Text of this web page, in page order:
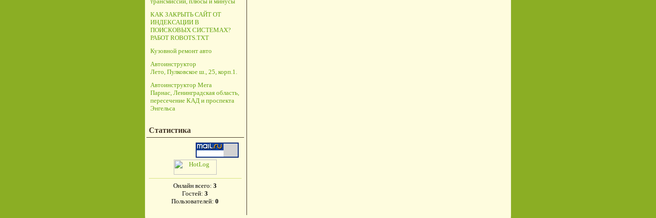
КАК ЗАКРЫТЬ САЙТ ОТ
ИНДЕКСАЦИИ В
ПОИСКОВЫХ СИСТЕМАХ?
РАБОТ ROBOTS.TXT
Кузовной ремонт авто
Автоинструктор
Лето, Пулковское ш., 25, корп.1.
Автоинструктор Мега
Парнас, Ленинградская область,
пересечение КАД и проспекта
Энгельса
Статистика
Онлайн всего: 3
Гостей: 3
Пользователей: 0